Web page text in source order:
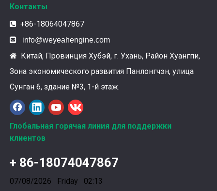
Ознакомление с подшипниками шатунных коленчатых валов Weyeah
Подшипники шатунных коленчатых валов Weyeah
Контакты
 +86-18064047867
 info@weyeahengine.com
 Китай, Провинция Хубэй, г. Ухань, Район Хуангпи,
Зона экономического развития Панлонгчэн, улица
Сунган 6, здание №3, 1-й этаж.
Глобальная горячая линия для поддержки
клиентов
+ 86-18074047867
07/08/2026 Friday 02:13